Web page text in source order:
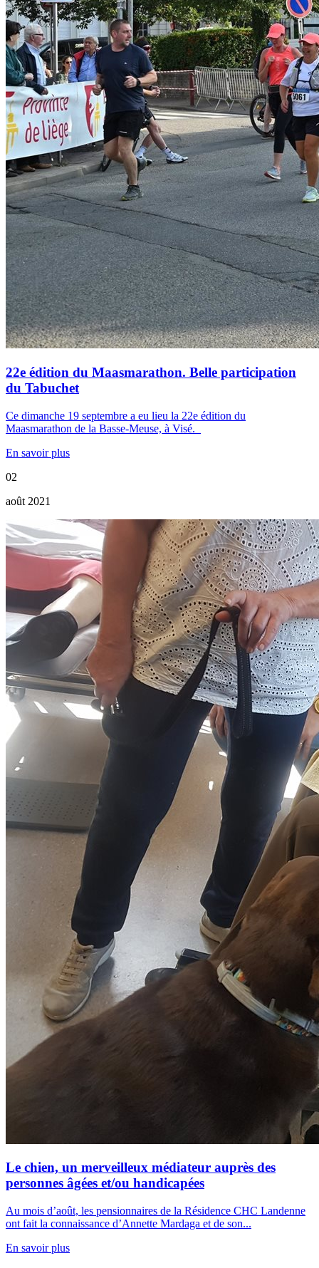
22e édition du Maasmarathon. Belle participation
du Tabuchet
Ce dimanche 19 septembre a eu lieu la 22e édition du
Maasmarathon de la Basse-Meuse, à Visé.
En savoir plus
02
août 2021
Le chien, un merveilleux médiateur auprès des
personnes âgées et/ou handicapées
Au mois d’août, les pensionnaires de la Résidence CHC Landenne
ont fait la connaissance d’Annette Mardaga et de son...
En savoir plus